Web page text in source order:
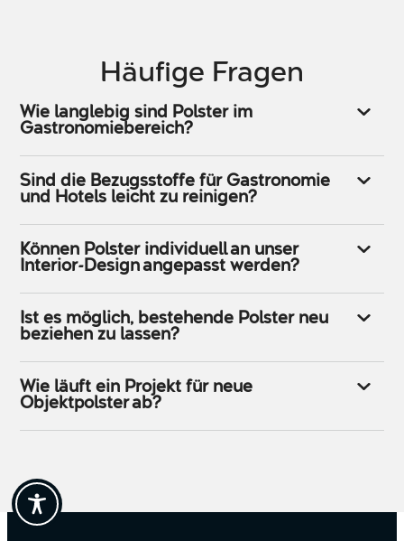
Häufige Fragen
Wie langlebig sind Polster im
Gastronomiebereich?
Sind die Bezugsstoffe für Gastronomie
und Hotels leicht zu reinigen?
Können Polster individuell an unser
Interior-Design angepasst werden?
Ist es möglich, bestehende Polster neu
beziehen zu lassen?
Wie läuft ein Projekt für neue
Objektpolster ab?